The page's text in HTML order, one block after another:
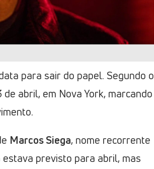
para sair do papel. Segundo o
de abril, em Nova York, marcando
Marcos Siega, nome recorrente
estava previsto para abril, mas